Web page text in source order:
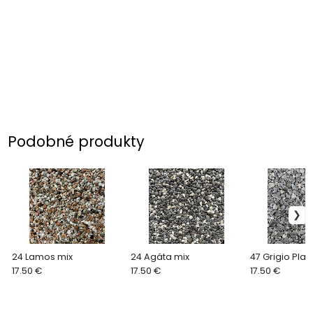
Podobné produkty
24 Lamos mix
17.50 €
24 Agáta mix
17.50 €
47 Grigio
17.50 €